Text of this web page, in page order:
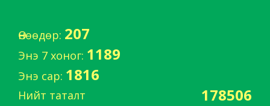
Өнөөдөр: 207
Энэ 7 хоног: 1189
Энэ сар: 1816
Нийт таталт 178506